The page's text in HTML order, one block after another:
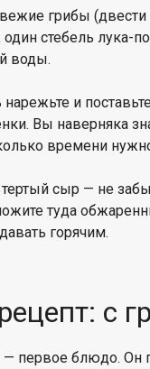
грибы
стебель лука-
воды.
и
Вы наверняка
времени
сыр — не
туда
горячим.
с
— первое блюдо. Он